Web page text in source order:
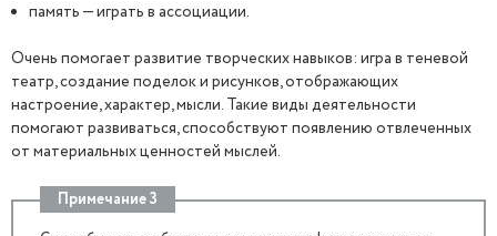
память — играть в ассоциации.
Очень помогает развитие творческих навыков: игра в теневой
театр, создание поделок и рисунков, отображающих
настроение, характер, мысли. Такие виды деятельности
помогают развиваться, способствуют появлению отвлеченных
от материальных ценностей мыслей.
Примечание 3